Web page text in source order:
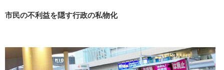
市民の不利益を隠す行政の私物化